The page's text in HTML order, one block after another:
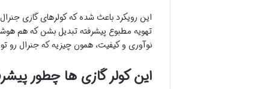
این رویکرد باعث شده که کولرهای گازی
تهویه مطبوع پیشرفته تبدیل بشن که هم
نوآوری و کیفیت، همون چیزیه که جنرال رو
این کولر گازی ها چطور